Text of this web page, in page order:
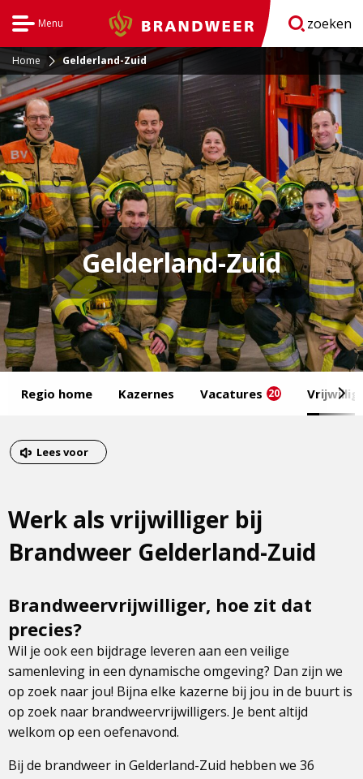
Menu Brandweer zoeken
Home Gelderland-Zuid
Gelderland-Zuid
van
menu
Regio home Kazernes Vacatures 20
van
het
Dit
externe
pagina
Lees voor
Werk als vrijwilliger bij
Brandweer Gelderland-Zuid
Brandweervrijwilliger, hoe zit dat
precies?
Wil je ook een bijdrage leveren aan een veilige
samenleving in een dynamische omgeving? Dan zijn we
op zoek naar jou! Bijna elke kazerne bij jou in de buurt is
op zoek naar brandweervrijwilligers. Je bent altijd
welkom op een oefenavond.
Bij de brandweer in Gelderland-Zuid hebben we 36